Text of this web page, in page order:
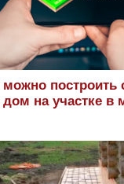
можно построить
дом на участке в